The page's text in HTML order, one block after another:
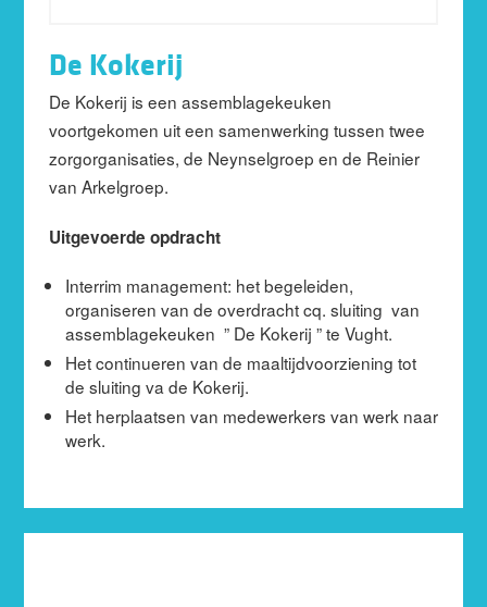
De Kokerij
De Kokerij is een assemblagekeuken
voortgekomen uit een samenwerking tussen twee
zorgorganisaties, de Neynselgroep en de Reinier
van Arkelgroep.
Uitgevoerde opdracht
Interrim management: het begeleiden,
organiseren van de overdracht cq. sluiting van
assemblagekeuken ” De Kokerij ” te Vught.
Het continueren van de maaltijdvoorziening tot
de sluiting va de Kokerij.
Het herplaatsen van medewerkers van werk naar
werk.